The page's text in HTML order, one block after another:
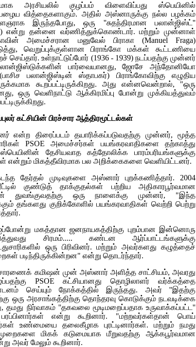
அரசியலில் குழப்பம் விளைவிப்பது ஸ்பெயினில்
பழைய வித்தைகளாகும். அதில் அஸ்னாருக்கு நல்ல பழக்கம்
இருந்தபோது, ஒரு ''சுதந்திரமான பலான்ஜிஸ்ட்''
என்று தன்னை வர்ணித்துக்கொண்டார். மற்றும் முன்னாள்
அமைச்சரான மனுவேல் பிராகா (Manuel Fraga)
வெறுப்புக்குள்ளான பிராங்கோ மக்கள் கூட்டணியை
செய்தார். உள்நாட்டுப்போர் (1936 - 1939) நடப்பதற்கு முன்னர்
பார்வையானது, ஜோசே அந்தோனியோ
பாசிச பலான்ஜிஸ்டின் ஸ்தாபகர்) பிராங்கோவிற்கு எழுதிய
கூறப்பட்டிருக்கிறது. அது என்னவென்றால், "ஒரு
ஒரு வெளிநாட்டு ஆக்கிரமிப்பு போன்று முக்கியத்துவம்
கட்சியின் பிரச்சார ஆத்திரமூட்டல்கள்
என்ற திரைப்படம் தயாரிக்கப்படுவதற்கு முன்னர், மூத்த
PSOE அமைச்சர்கள் பயங்கரவாதிகளை தற்காத்து
தேசியவாத கத்தோலிக்க பாரம்பரியங்களுக்கு
என்றும் மிகத்தீவிரமாக பல அறிக்கைகளை வெளியிட்டனர்.
தேர்தல் முடிவுகளை அஸ்னார் புறக்கணித்தார். 2004
குண்டுத் தாக்குதல்கள் பற்றிய அதிகாரபூர்வமான
துவங்குவதற்கு ஒரு நாளைக்கு முன்னர், "இந்த
தங்களது குறிக்கோளில் பயங்கரவாதிகள் வெற்றி பெற்று
மகத்தான ஜனநாயகத்திற்கு புறம்பான இன்னொரு
சிரமம்..... கண்டன ஆர்ப்பாட்டங்களுக்கு
ஒரு பிரிவினர். மற்றும் அவர்களது கழுத்தைச்
படிந்திருக்கின்றன" என்று தொடர்ந்தார்.
கமிஷன் முன் அஸ்னார் அளித்த சாட்சியம், அவரது
PSOEகட்சியானது தொழிலாளர் வர்க்கத்தை
செய்யும் நோக்கத்தில் இருந்தது. அவர் ''இதற்கு
ஒரு அரசாங்கத்திற்கு தொந்தரவு கொடுக்கும் நடவடிக்கை
தமது நிர்வாகம் ''தகவலை மூடிமறைப்பதாக உருவாக்கப்பட்ட''
என்று கூறினார். "மற்றவர்கள்தான் பொய்
உண்மையை தலைகீழாக புரட்டினார்கள். மற்றும் நமது
மிகக் கடுமையாக மீறுவதற்கு ஆக்கபூர்வமான
அவர் மேலும் கூறினார்.